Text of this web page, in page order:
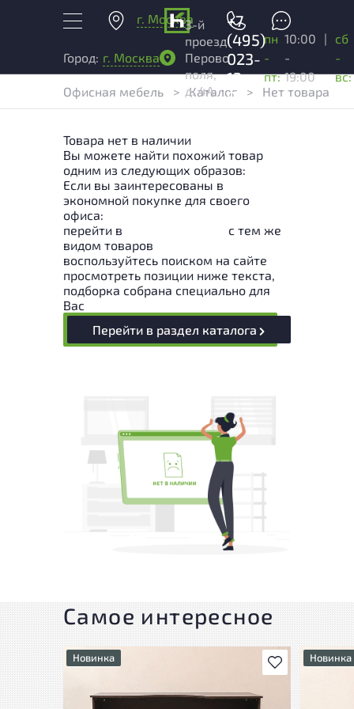
г. Москва
+7
(495)
023-
13-
03
Город: г. Москва
3-й
проезд
Перово
поля,
д. 4А
пн
-
пт:
10:00
-
19:00
|
сб
-
вс:
Офисная мебель
> Каталог > Нет товара
Товара нет в наличии
Вы можете найти похожий товар
одним из следующих образов:
Если вы заинтересованы в
экономной покупке для своего
офиса:
перейти в
с тем же
видом товаров
воспользуйтесь поиском на сайте
просмотреть позиции ниже текста,
подборка собрана специально для
Вас
Перейти в раздел каталога
Самое интересное
В избранное
Новинка Новинка